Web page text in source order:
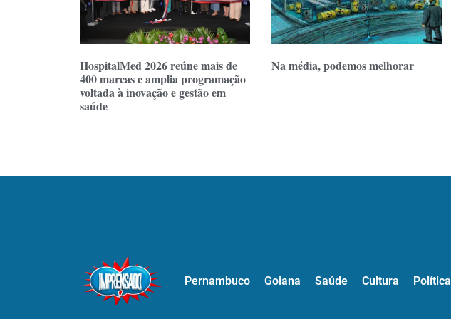
HospitalMed 2026 reúne mais de
400 marcas e amplia programação
voltada à inovação e gestão em
saúde
Na média, podemos melhorar
Pernambuco Goiana Saúde Cultura Política